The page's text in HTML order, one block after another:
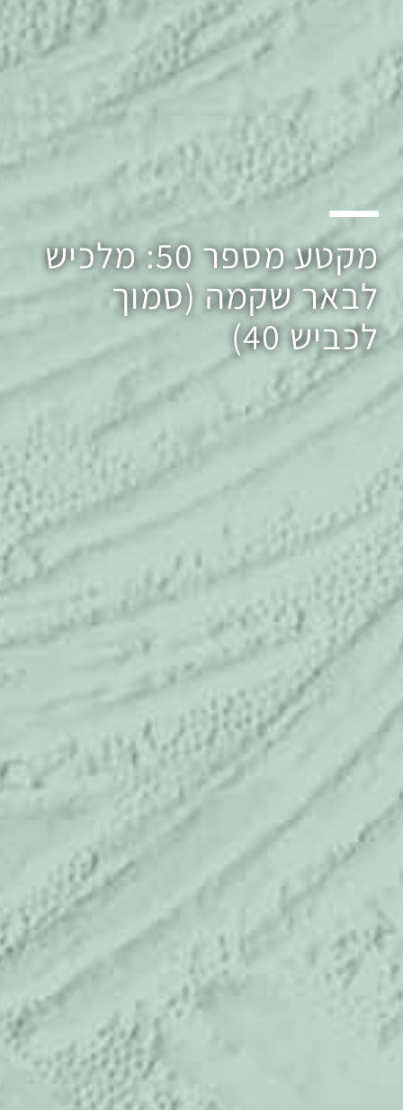
מקטע מספר 50: מלכיש
לבאר שקמה (סמוך
לכביש 40)